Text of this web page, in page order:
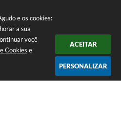
e os cookies:
a sua
você
Cookies e
ACEITAR
PERSONALIZAR